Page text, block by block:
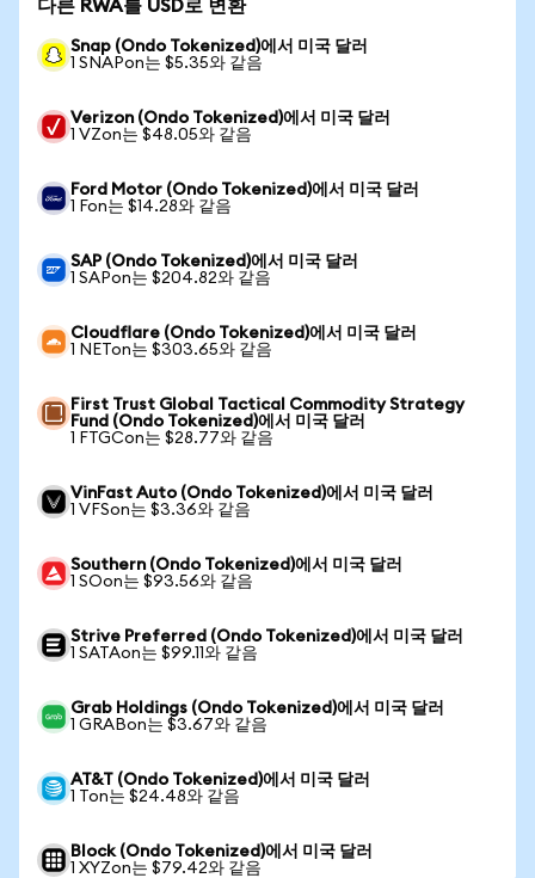
다른 RWA를 USD로 변환
Snap (Ondo Tokenized)에서 미국 달러
1 SNAPon는 $5.35와 같음
Verizon (Ondo Tokenized)에서 미국 달러
1 VZon는 $48.05와 같음
Ford Motor (Ondo Tokenized)에서 미국 달러
1 Fon는 $14.28와 같음
SAP (Ondo Tokenized)에서 미국 달러
1 SAPon는 $204.82와 같음
Cloudflare (Ondo Tokenized)에서 미국 달러
1 NETon는 $303.65와 같음
First Trust Global Tactical Commodity Strategy
Fund (Ondo Tokenized)에서 미국 달러
1 FTGCon는 $28.77와 같음
VinFast Auto (Ondo Tokenized)에서 미국 달러
1 VFSon는 $3.36와 같음
Southern (Ondo Tokenized)에서 미국 달러
1 SOon는 $93.56와 같음
Strive Preferred (Ondo Tokenized)에서 미국 달러
1 SATAon는 $99.11와 같음
Grab Holdings (Ondo Tokenized)에서 미국 달러
1 GRABon는 $3.67와 같음
AT&T (Ondo Tokenized)에서 미국 달러
1 Ton는 $24.48와 같음
Block (Ondo Tokenized)에서 미국 달러
1 XYZon는 $79.42와 같음